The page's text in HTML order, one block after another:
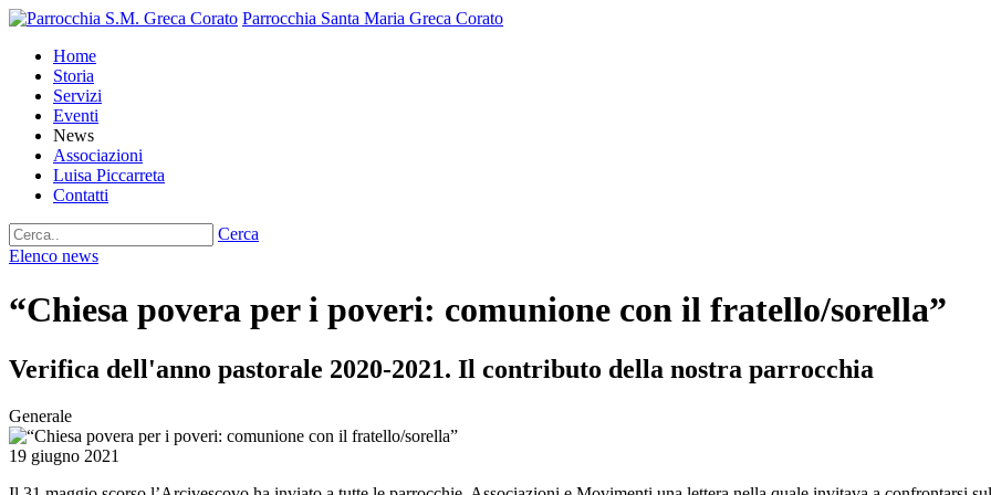
Parrocchia Santa Maria Greca Corato
Home
Storia
Servizi
Eventi
News
Associazioni
Luisa Piccarreta
Contatti
Cerca
Elenco news
“Chiesa povera per i poveri: comunione con il fratello/sorella”
Verifica dell'anno pastorale 2020-2021. Il contributo della nostra parrocchia
Generale
19 giugno 2021